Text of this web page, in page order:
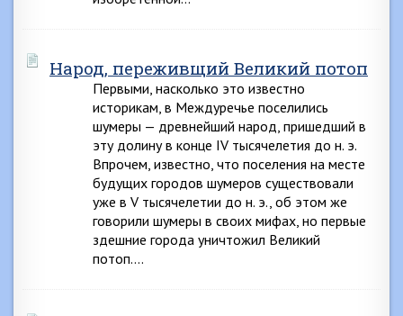
Народ, переживщий Великий потоп
Первыми, насколько это известно
историкам, в Междуречье поселились
шумеры — древнейший народ, пришедший в
эту долину в конце IV тысячелетия до н. э.
Впрочем, известно, что поселения на месте
будущих городов шумеров существовали
уже в V тысячелетии до н. э., об этом же
говорили шумеры в своих мифах, но первые
здешние города уничтожил Великий
потоп….